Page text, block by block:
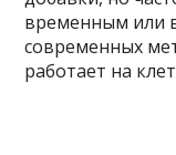
временным или
современных
работает на